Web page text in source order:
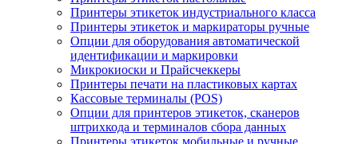
Принтеры этикеток индустриального класса
Принтеры этикеток и маркираторы ручные
Опции для оборудования автоматической
идентификации и маркировки
Микрокиоски и Прайсчеккеры
Принтеры печати на пластиковых картах
Кассовые терминалы (POS)
Опции для принтеров этикеток, сканеров
штрихкода и терминалов сбора данных